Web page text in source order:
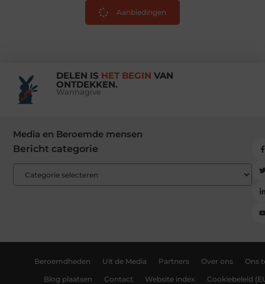
Aanbiedingen
DELEN IS HET BEGIN VAN
ONTDEKKEN.
Wannagive
Media en Beroemde mensen
Bericht categorie
Beroemdheden Uit de Media Partners Over ons Ons
Blog plaatsen Contact Website index Cookiebeleid